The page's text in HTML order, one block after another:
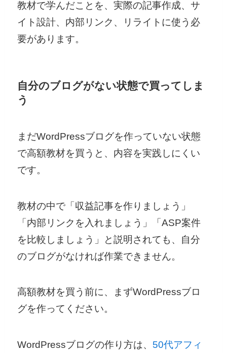
教材で学んだことを、実際の記事作成、サ
イト設計、内部リンク、リライトに使う必
要があります。
自分のブログがない状態で買ってしま
う
まだWordPressブログを作っていない状態
で高額教材を買うと、内容を実践しにくい
です。
教材の中で「収益記事を作りましょう」
「内部リンクを入れましょう」「ASP案件
を比較しましょう」と説明されても、自分
のブログがなければ作業できません。
高額教材を買う前に、まずWordPressブロ
グを作ってください。
WordPressブログの作り方は、 50代アフィ